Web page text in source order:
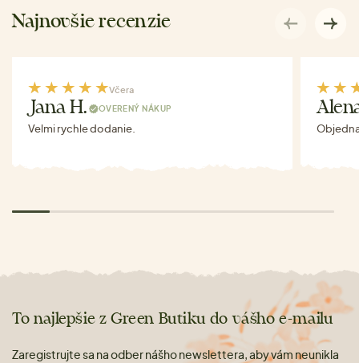
Najnovšie recenzie
Včera
Jana H. OVERENÝ NÁKUP
Velmi rychle dodanie.
To najlepšie z Green Butiku do vášho e-mailu
Zaregistrujte sa na odber nášho newslettera, aby vám neunikla